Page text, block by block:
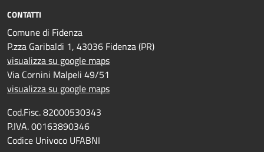
CONTATTI
Comune di Fidenza
P.zza Garibaldi 1, 43036 Fidenza (PR)
visualizza su google maps
Via Cornini Malpeli 49/51
visualizza su google maps
Cod.Fisc. 82000530343
P.IVA. 00163890346
Codice Univoco UFABNI